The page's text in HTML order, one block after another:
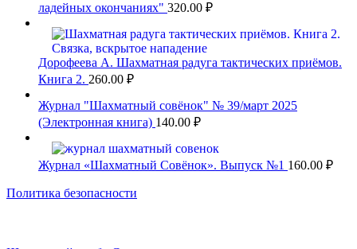
ладейных окончаниях" 320.00 ₽
Дорофеева А. Шахматная радуга тактических приёмов.
Книга 2. 260.00 ₽
Журнал "Шахматный совёнок" № 39/март 2025
(Электронная книга) 140.00 ₽
Журнал «Шахматный Совёнок». Выпуск №1 160.00 ₽
Политика безопасности